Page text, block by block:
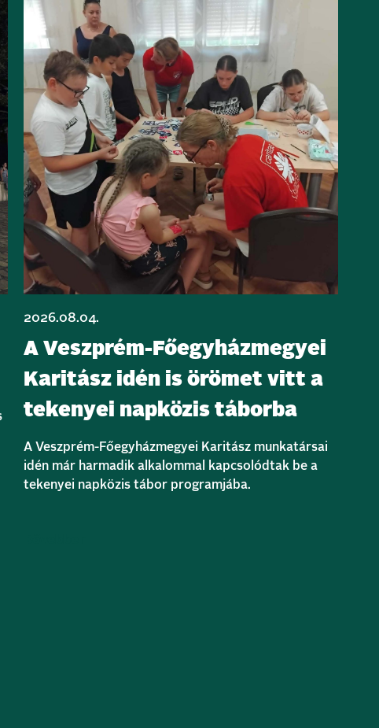
2026.08.04.
A Veszprém-Főegyházmegyei
Karitász idén is örömet vitt a
tekenyei napközis táborba
A Veszprém-Főegyházmegyei Karitász munkatársai
idén már harmadik alkalommal kapcsolódtak be a
tekenyei napközis tábor programjába.